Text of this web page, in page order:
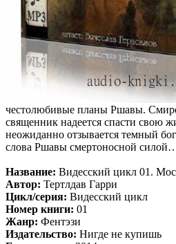
честолюбивые планы Ршавы.
священник надеется спасти свою
неожиданно отзывается темный
слова Ршавы смертоносной
Название: Видесский цикл 01.
Автор: Тертлдав Гарри
Цикл/серия: Видесский цикл
Номер книги: 01
Жанр: Фентэзи
Издательство: Нигде не купишь